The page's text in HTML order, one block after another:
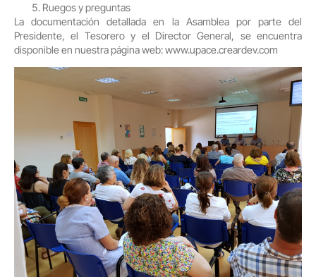
Ruegos y preguntas
La documentación detallada en la Asamblea por parte del
Presidente, el Tesorero y el Director General, se encuentra
disponible en nuestra página web: www.upace.creardev.com